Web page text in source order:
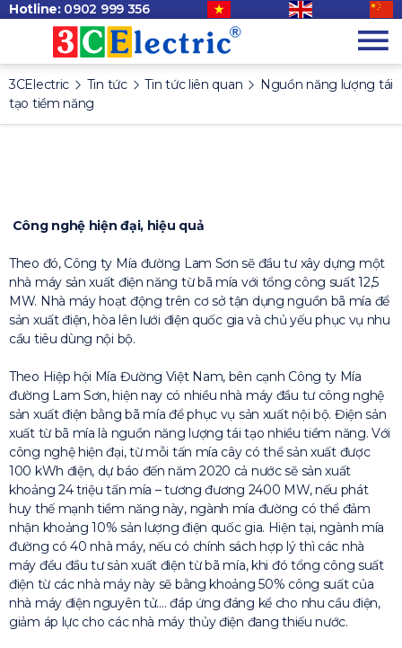
Hotline: 0902 999 356
3CElectric Tin tức Tin tức liên quan
Nguồn năng lượng tái
tạo tiềm năng
Công nghệ hiện đại, hiệu quả
Theo đó, Công ty Mía đường Lam Sơn sẽ đầu tư xây dựng một
nhà máy sản xuất điện năng từ bã mía với tổng công suất 12,5
MW. Nhà máy hoạt động trên cơ sở tận dụng nguồn bã mía để
sản xuất điện, hòa lên lưới điện quốc gia và chủ yếu phục vụ nhu
cầu tiêu dùng nội bộ.
Theo Hiệp hội Mía Đường Việt Nam, bên cạnh Công ty Mía
đường Lam Sơn, hiện nay có nhiều nhà máy đầu tư công nghệ
sản xuất điện bằng bã mía để phục vụ sản xuất nội bộ. Điện sản
xuất từ bã mía là nguồn năng lượng tái tạo nhiều tiềm năng. Với
công nghệ hiện đại, từ mỗi tấn mía cây có thể sản xuất được
100 kWh điện, dự báo đến năm 2020 cả nước sẽ sản xuất
khoảng 24 triệu tấn mía – tương đương 2400 MW, nếu phát
huy thế mạnh tiềm năng này, ngành mía đường có thể đảm
nhận khoảng 10% sản lượng điện quốc gia. Hiện tại, ngành mía
đường có 40 nhà máy, nếu có chính sách hợp lý thì các nhà
máy đều đầu tư sản xuất điện từ bã mía, khi đó tổng công suất
điện từ các nhà máy này sẽ bằng khoảng 50% công suất của
nhà máy điện nguyên tử…. đáp ứng đáng kể cho nhu cầu điện,
giảm áp lực cho các nhà máy thủy điện đang thiếu nước.